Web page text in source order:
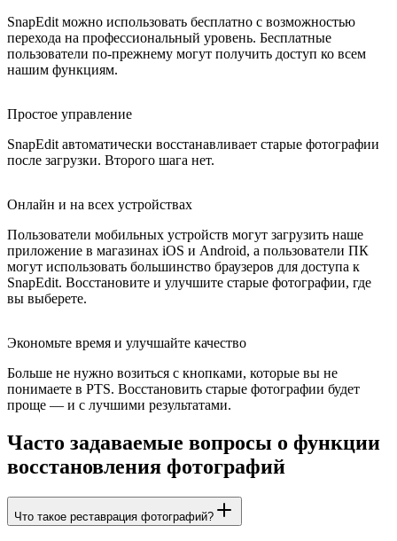
SnapEdit можно использовать бесплатно с возможностью
перехода на профессиональный уровень. Бесплатные
пользователи по-прежнему могут получить доступ ко всем
нашим функциям.
Простое управление
SnapEdit автоматически восстанавливает старые фотографии
после загрузки. Второго шага нет.
Онлайн и на всех устройствах
Пользователи мобильных устройств могут загрузить наше
приложение в магазинах iOS и Android, а пользователи ПК
могут использовать большинство браузеров для доступа к
SnapEdit. Восстановите и улучшите старые фотографии, где
вы выберете.
Экономьте время и улучшайте качество
Больше не нужно возиться с кнопками, которые вы не
понимаете в PTS. Восстановить старые фотографии будет
проще — и с лучшими результатами.
Часто задаваемые вопросы о функции
восстановления фотографий
Что такое реставрация фотографий?